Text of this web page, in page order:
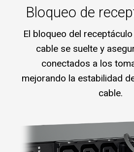
Bloqueo de
El bloqueo del
cable se suelte y
conectados a los
mejorando la estabilidad
cable.